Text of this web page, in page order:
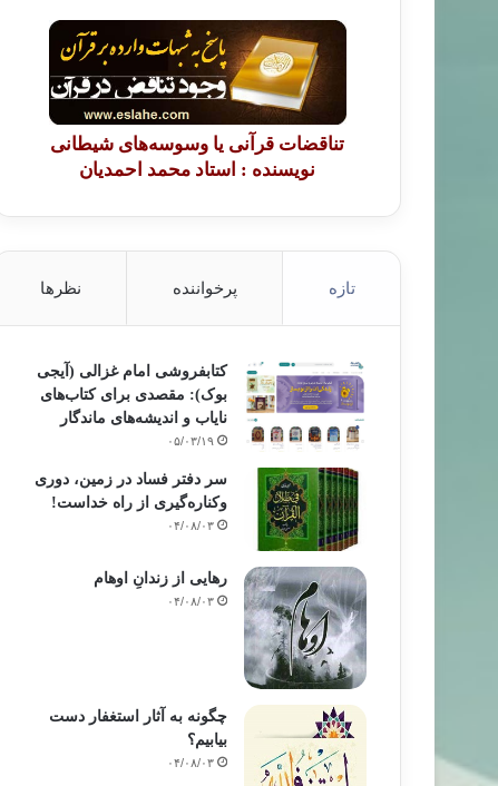
تناقضات قرآنی یا وسوسه‌های شیطانی
نویسنده : استاد محمد احمدیان
تازه پرخواننده نظرها
کتابفروشی امام غزالی (آیجی
بوک): مقصدی برای کتاب‌های
نایاب و اندیشه‌های ماندگار
۰۵/۰۳/۱۹
سر دفتر فساد در زمین‌، دوری
وکناره‌گیری از راه خداست‌!
۰۴/۰۸/۰۳
رهایی از زندانِ اوهام
۰۴/۰۸/۰۳
چگونه به آثار استغفار دست
بیابیم؟
۰۴/۰۸/۰۳